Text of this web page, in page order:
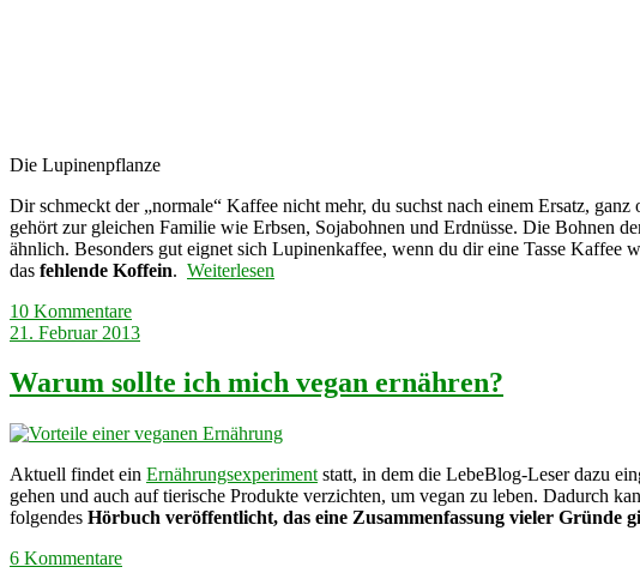
Die Lupinenpflanze
Dir schmeckt der „normale“ Kaffee nicht mehr, du suchst nach einem Ersatz,
gehört zur gleichen Familie wie Erbsen, Sojabohnen und Erdnüsse. Die Bohnen
ähnlich. Besonders gut eignet sich Lupinenkaffee, wenn du dir eine Tasse
das fehlende Koffein. Weiterlesen
10 Kommentare
21. Februar 2013
Warum sollte ich mich vegan ernähren?
Aktuell findet ein Ernährungsexperiment statt, in dem die LebeBlog-Leser dazu
gehen und auch auf tierische Produkte verzichten, um vegan zu leben. Dadurch
folgendes Hörbuch veröffentlicht, das eine Zusammenfassung vieler Gründe
6 Kommentare